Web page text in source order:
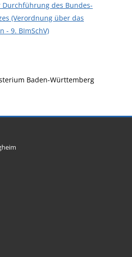
des Bundes-
(Verordnung über das
- 9. BImSchV)
Baden-Württemberg